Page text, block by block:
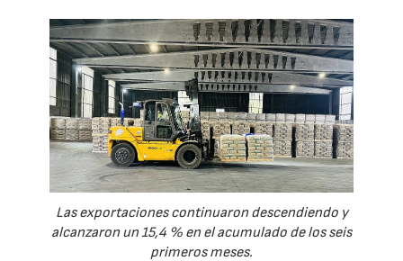
Las exportaciones continuaron descendiendo y
alcanzaron un 15,4 % en el acumulado de los seis
primeros meses.